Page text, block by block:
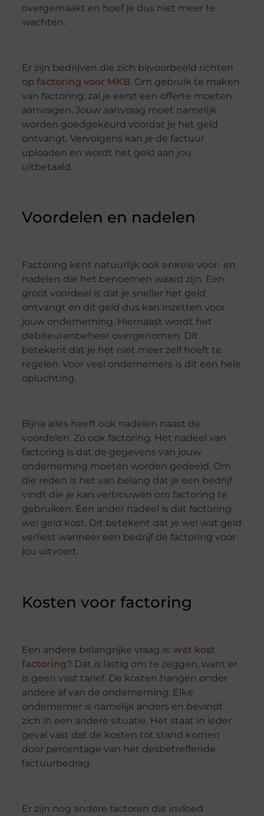
overgemaakt en hoef je dus niet meer te
wachten.
Er zijn bedrijven die zich bijvoorbeeld richten
op factoring voor MKB. Om gebruik te maken
van factoring, zal je eerst een offerte moeten
aanvragen. Jouw aanvraag moet namelijk
worden goedgekeurd voordat je het geld
ontvangt. Vervolgens kan je de factuur
uploaden en wordt het geld aan jou
uitbetaald.
Voordelen en nadelen
Factoring kent natuurlijk ook enkele voor- en
nadelen die het benoemen waard zijn. Een
groot voordeel is dat je sneller het geld
ontvangt en dit geld dus kan inzetten voor
jouw onderneming. Hiernaast wordt het
debiteurenbeheer overgenomen. Dit
betekent dat je het niet meer zelf hoeft te
regelen. Voor veel ondernemers is dit een hele
opluchting.
Bijna alles heeft ook nadelen naast de
voordelen. Zo ook factoring. Het nadeel van
factoring is dat de gegevens van jouw
onderneming moeten worden gedeeld. Om
die reden is het van belang dat je een bedrijf
vindt die je kan vertrouwen om factoring te
gebruiken. Een ander nadeel is dat factoring
wel geld kost. Dit betekent dat je wel wat geld
verliest wanneer een bedrijf de factoring voor
jou uitvoert.
Kosten voor factoring
Een andere belangrijke vraag is: wat kost
factoring? Dat is lastig om te zeggen, want er
is geen vast tarief. De kosten hangen onder
andere af van de onderneming. Elke
ondernemer is namelijk anders en bevindt
zich in een andere situatie. Het staat in ieder
geval vast dat de kosten tot stand komen
door percentage van het desbetreffende
factuurbedrag.
Er zijn nog andere factoren die invloed